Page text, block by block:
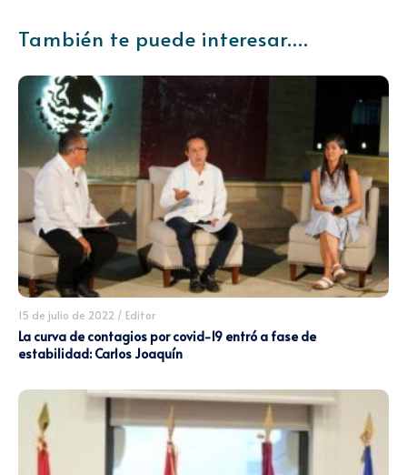
También te puede interesar....
15 de julio de 2022 / Editor
La curva de contagios por covid-19 entró a fase de
estabilidad: Carlos Joaquín